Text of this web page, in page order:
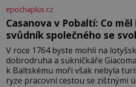
epochaplus.cz
Casanova v Pobaltí: Co
svůdník společného se
V roce 1764 byste mohli na
dobrodruha a sukničkáře
k Baltskému moři však nebyla
ryze pracovní cestou se zištnými